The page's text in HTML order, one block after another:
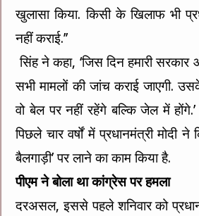
खुलासा किया. किसी के खिलाफ भी
नहीं कराई.’’
सिंह ने कहा, ‘जिस दिन हमारी सरकार
सभी मामलों की जांच कराई जाएगी.
वो बेल पर नहीं रहेंगे बल्कि जेल में होंगे.’
पिछले चार वर्षों में प्रधानमंत्री मोदी
बैलगाड़ी’ पर लाने का काम किया है.
पीएम ने बोला था कांग्रेस पर हमला
दरअसल, इससे पहले शनिवार को